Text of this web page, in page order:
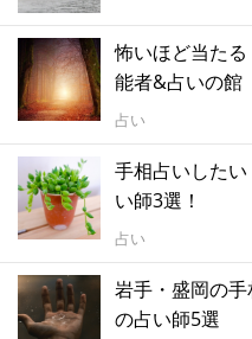
怖いほど当た
能者&占いの館
占い
手相占いした
い師3選！
占い
岩手・盛岡の
の占い師5選